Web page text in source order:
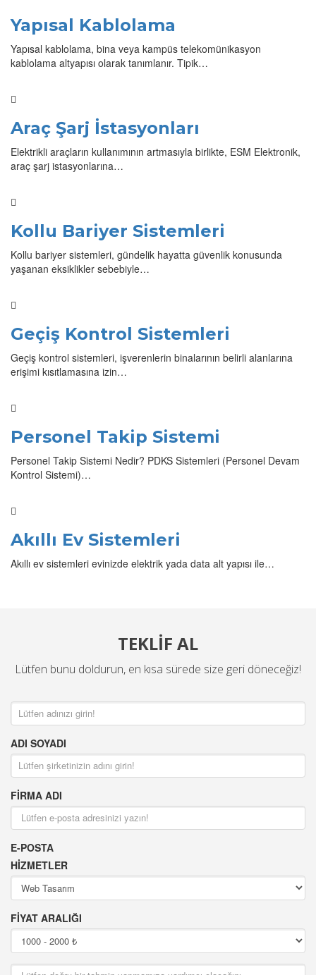
Yapısal Kablolama
Yapısal kablolama, bina veya kampüs telekomünikasyon
kablolama altyapısı olarak tanımlanır. Tipik…
Araç Şarj İstasyonları
Elektrikli araçların kullanımının artmasıyla birlikte, ESM Elektronik,
araç şarj istasyonlarına…
Kollu Bariyer Sistemleri
Kollu bariyer sistemleri, gündelik hayatta güvenlik konusunda
yaşanan eksiklikler sebebiyle…
Geçiş Kontrol Sistemleri
Geçiş kontrol sistemleri, işverenlerin binalarının belirli alanlarına
erişimi kısıtlamasına izin…
Personel Takip Sistemi
Personel Takip Sistemi Nedir? PDKS Sistemleri (Personel Devam
Kontrol Sistemi)…
Akıllı Ev Sistemleri
Akıllı ev sistemleri evinizde elektrik yada data alt yapısı ile…
TEKLİF AL
Lütfen bunu doldurun, en kısa sürede size geri döneceğiz!
ADI SOYADI
FİRMA ADI
E-POSTA
HİZMETLER
FİYAT ARALIĞI